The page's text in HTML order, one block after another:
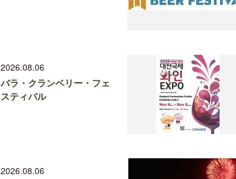
2026.08.06
バラ・クランベリー・フェ
スティバル
2026.08.06